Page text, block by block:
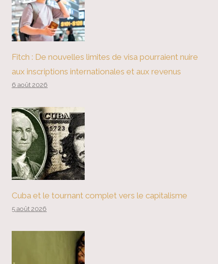
Fitch : De nouvelles limites de visa pourraient nuire
aux inscriptions internationales et aux revenus
6 août 2026
Cuba et le tournant complet vers le capitalisme
5 août 2026